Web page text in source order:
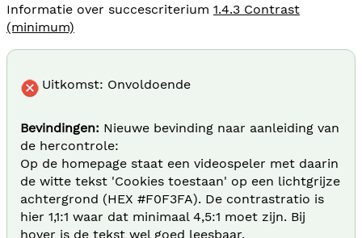
Informatie over succescriterium 1.4.3 Contrast
(minimum)
Uitkomst: Onvoldoende
Bevindingen: Nieuwe bevinding naar aanleiding van
de hercontrole:
Op de homepage staat een videospeler met daarin
de witte tekst 'Cookies toestaan' op een lichtgrijze
achtergrond (HEX #F0F3FA). De contrastratio is
hier 1,1:1 waar dat minimaal 4,5:1 moet zijn. Bij
hover is de tekst wel goed leesbaar.